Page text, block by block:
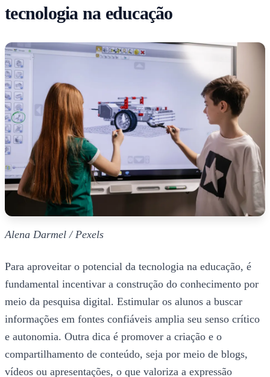
tecnologia na educação
Alena Darmel / Pexels
Para aproveitar o potencial da tecnologia na educação, é
fundamental incentivar a construção do conhecimento por
meio da pesquisa digital. Estimular os alunos a buscar
informações em fontes confiáveis amplia seu senso crítico
e autonomia. Outra dica é promover a criação e o
compartilhamento de conteúdo, seja por meio de blogs,
vídeos ou apresentações, o que valoriza a expressão